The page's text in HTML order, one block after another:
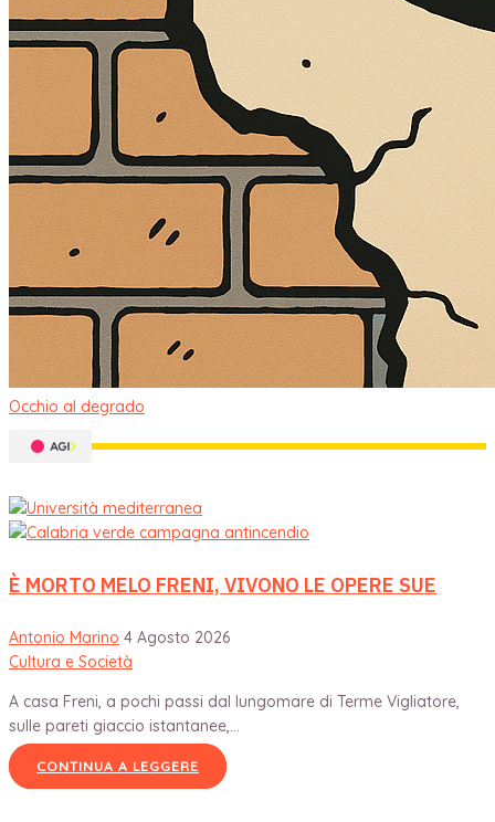
Occhio al degrado
È MORTO MELO FRENI, VIVONO LE OPERE SUE
Antonio Marino 4 Agosto 2026
Cultura e Società
A casa Freni, a pochi passi dal lungomare di Terme Vigliatore,
sulle pareti giaccio istantanee,...
CONTINUA A LEGGERE